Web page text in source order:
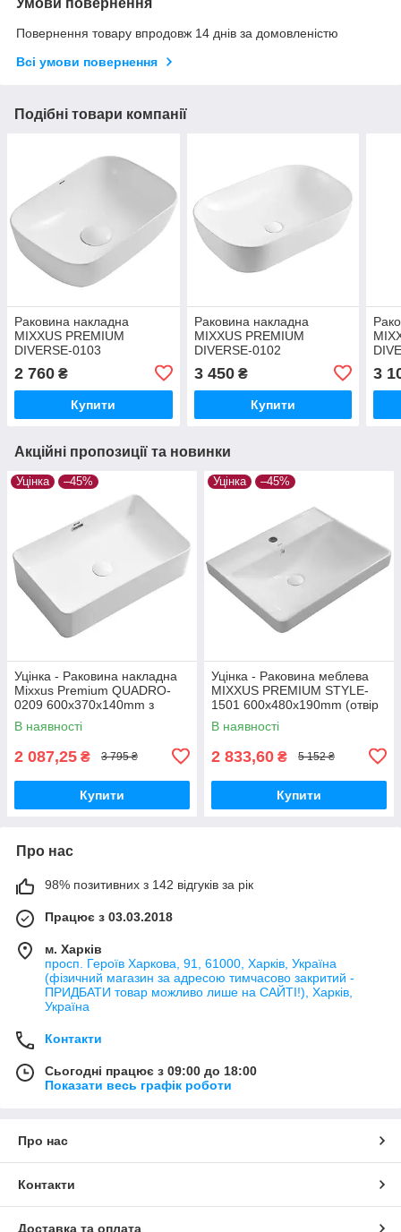
Умови повернення
Повернення товару впродовж 14 днів за домовленістю
Всі умови повернення
Подібні товари компанії
Раковина накладна
MIXXUS PREMIUM
DIVERSE-0103
360х250х115mm (MP6539)
2 760 ₴
Купити
Раковина накладна
MIXXUS PREMIUM
DIVERSE-0102
(MP6486)
3 450₴
Купити
3
Акційні пропозиції та новинки
Уцінка –45%
Уцінка - Раковина накладна
Mixxus Premium QUADRO-
0209 600х370х140mm з
переливом (MP6522-
20260519-9487)
В наявності
2 087,25 ₴ 3 795 ₴
Купити
Уцінка –45%
Уцінка - Раковина меблева
MIXXUS PREMIUM STYLE-
1501 600х480х190mm (отвір
під змішувач, перелив)
(MP6498-20260715-10522)
В наявності
2 833,60 ₴ 5 152 ₴
Купити
Про нас
98% позитивних з 142 відгуків за рік
Працює з 03.03.2018
м. Харків
просп. Героїв Харкова, 91, 61000, Харків, Україна
(фізичний магазин за адресою тимчасово закритий -
ПРИДБАТИ товар можливо лише на САЙТІ!), Харків,
Україна
Контакти
Сьогодні працює з 09:00 до 18:00
Показати весь графік роботи
Про нас
Контакти
Доставка та оплата